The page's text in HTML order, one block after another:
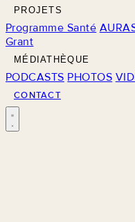
PROJETS
Programme Santé
Grant
MÉDIATHÈQUE
PODCASTS PHOTOS
CONTACT